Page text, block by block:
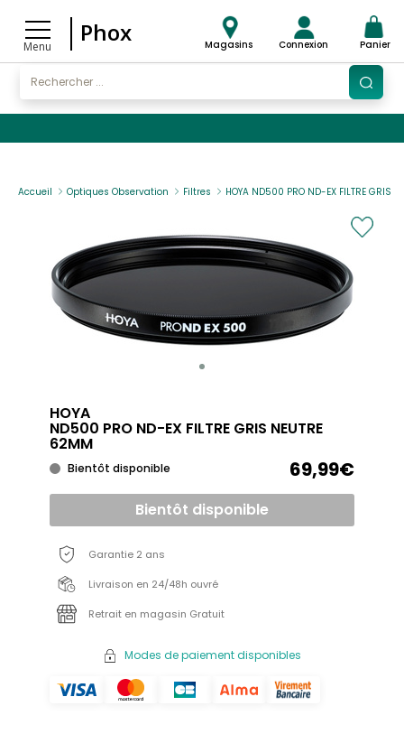
Menu
Phox Magasins Connexion Panier
Accueil Optiques Observation Filtres HOYA ND500 PRO ND-EX FILTRE GRIS
HOYA
ND500 PRO ND-EX FILTRE GRIS NEUTRE
62MM
Bientôt disponible 69,99€
Bientôt disponible
Garantie 2 ans
Livraison en 24/48h ouvré
Retrait en magasin Gratuit
Modes de paiement disponibles